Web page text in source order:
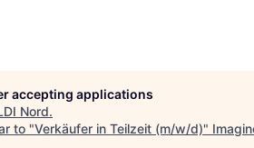
accepting applications
Nord.
to "Verkäufer in Teilzeit (m/w/d)"